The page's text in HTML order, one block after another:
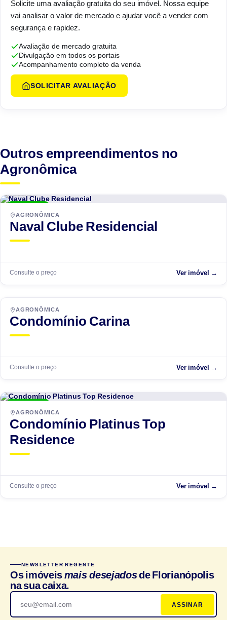
Solicite uma avaliação gratuita do seu imóvel. Nossa equipe
vai analisar o valor de mercado e ajudar você a vender com
segurança e rapidez.
Avaliação de mercado gratuita
Divulgação em todos os portais
Acompanhamento completo da venda
SOLICITAR AVALIAÇÃO
Outros empreendimentos no
Agronômica
AGRONÔMICA
Naval Clube Residencial
Consulte o preço Ver imóvel →
AGRONÔMICA
Condomínio Carina
Consulte o preço Ver imóvel →
AGRONÔMICA
Condomínio Platinus Top
Residence
Consulte o preço Ver imóvel →
NEWSLETTER REGENTE
Os imóveismais desejadosde Florianópolis
na sua caixa.
ASSINAR